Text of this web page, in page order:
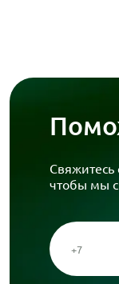
Свяжитесь
чтобы мы